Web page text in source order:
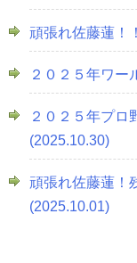
頑張れ佐藤蓮！
２０２５年ワー
２０２５年プロ
(2025.10.30)
頑張れ佐藤蓮！
(2025.10.01)